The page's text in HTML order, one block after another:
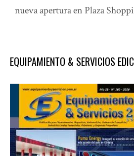
nueva apertura en Plaza
EQUIPAMIENTO & SERVICIOS